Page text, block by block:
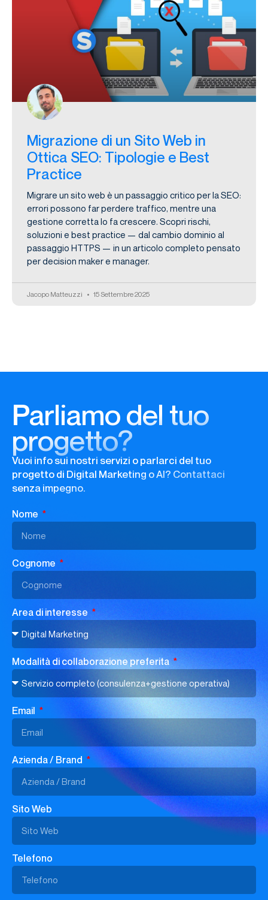
Migrazione di un Sito Web in
Ottica SEO: Tipologie e Best
Practice
Migrare un sito web è un passaggio critico per la SEO:
errori possono far perdere traffico, mentre una
gestione corretta lo fa crescere. Scopri rischi,
soluzioni e best practice — dal cambio dominio al
passaggio HTTPS — in un articolo completo pensato
per decision maker e manager.
Jacopo Matteuzzi 15 Settembre 2025
Parliamo del tuo
progetto?
Vuoi info sui nostri servizi o parlarci del tuo
progetto di Digital Marketing o AI? Contattaci
senza impegno.
Nome
Cognome
Area di interesse
Modalità di collaborazione preferita
Email
Azienda / Brand
Sito Web
Telefono